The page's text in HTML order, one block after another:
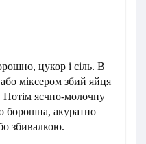
цукор і сіль. В
міксером збий яйця
Потім яєчно-молочну
борошна, акуратно
збивалкою.